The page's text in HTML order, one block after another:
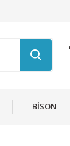
BİSON